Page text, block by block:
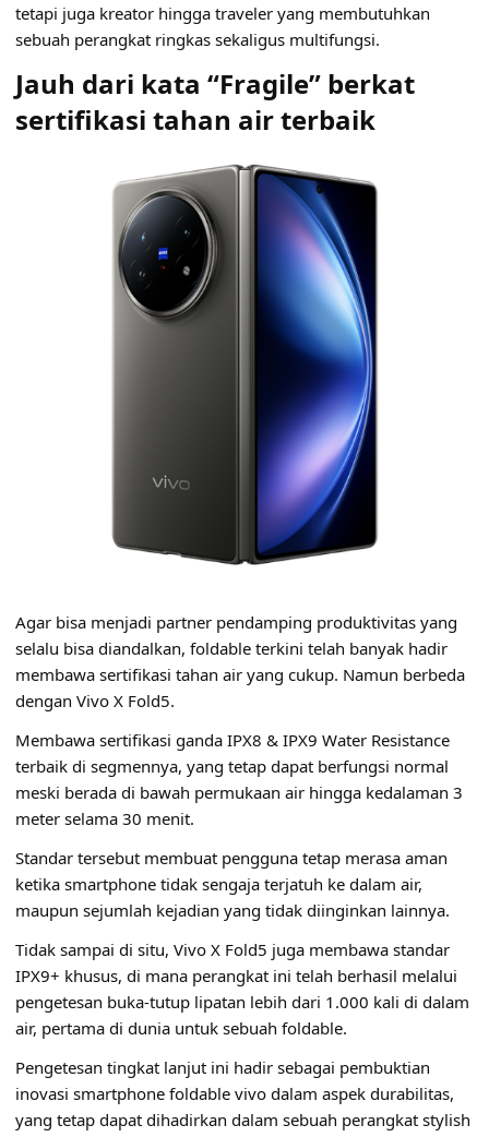
tetapi juga kreator hingga traveler yang membutuhkan
sebuah perangkat ringkas sekaligus multifungsi.
Jauh dari kata “Fragile” berkat
sertifikasi tahan air terbaik
Agar bisa menjadi partner pendamping produktivitas yang
selalu bisa diandalkan, foldable terkini telah banyak hadir
membawa sertifikasi tahan air yang cukup. Namun berbeda
dengan Vivo X Fold5.
Membawa sertifikasi ganda IPX8 & IPX9 Water Resistance
terbaik di segmennya, yang tetap dapat berfungsi normal
meski berada di bawah permukaan air hingga kedalaman 3
meter selama 30 menit.
Standar tersebut membuat pengguna tetap merasa aman
ketika smartphone tidak sengaja terjatuh ke dalam air,
maupun sejumlah kejadian yang tidak diinginkan lainnya.
Tidak sampai di situ, Vivo X Fold5 juga membawa standar
IPX9+ khusus, di mana perangkat ini telah berhasil melalui
pengetesan buka-tutup lipatan lebih dari 1.000 kali di dalam
air, pertama di dunia untuk sebuah foldable.
Pengetesan tingkat lanjut ini hadir sebagai pembuktian
inovasi smartphone foldable vivo dalam aspek durabilitas,
yang tetap dapat dihadirkan dalam sebuah perangkat stylish